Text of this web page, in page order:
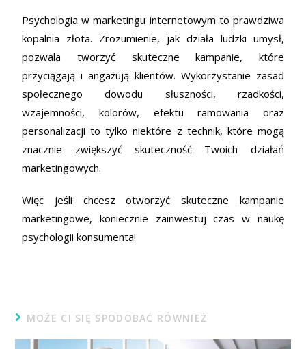
Psychologia w marketingu internetowym to prawdziwa
kopalnia złota. Zrozumienie, jak działa ludzki umysł,
pozwala tworzyć skuteczne kampanie, które
przyciągają i angażują klientów. Wykorzystanie zasad
społecznego dowodu słuszności, rzadkości,
wzajemności, kolorów, efektu ramowania oraz
personalizacji to tylko niektóre z technik, które mogą
znacznie zwiększyć skuteczność Twoich działań
marketingowych.
Więc jeśli chcesz otworzyć skuteczne kampanie
marketingowe, koniecznie zainwestuj czas w naukę
psychologii konsumenta!
MOŻE CI SIĘ SPODOBAĆ RÓWNIEŻ